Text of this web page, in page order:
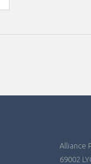
Alliance
69002